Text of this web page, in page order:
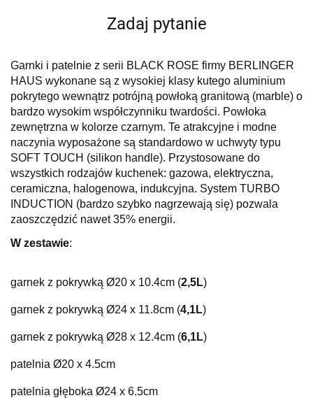
Zadaj pytanie
Garnki i patelnie z serii BLACK ROSE firmy BERLINGER
HAUS wykonane są z wysokiej klasy kutego aluminium
pokrytego wewnątrz potrójną powłoką granitową (marble) o
bardzo wysokim współczynniku twardości. Powłoka
zewnętrzna w kolorze czarnym. Te atrakcyjne i modne
naczynia wyposażone są standardowo w uchwyty typu
SOFT TOUCH (silikon handle). Przystosowane do
wszystkich rodzajów kuchenek: gazowa, elektryczna,
ceramiczna, halogenowa, indukcyjna. System TURBO
INDUCTION (bardzo szybko nagrzewają się) pozwala
zaoszczędzić nawet 35% energii.
W zestawie:
garnek z pokrywką Ø20 x 10.4cm (2,5L)
garnek z pokrywką Ø24 x 11.8cm (4,1L)
garnek z pokrywką Ø28 x 12.4cm (6,1L)
patelnia Ø20 x 4.5cm
patelnia głęboka Ø24 x 6.5cm